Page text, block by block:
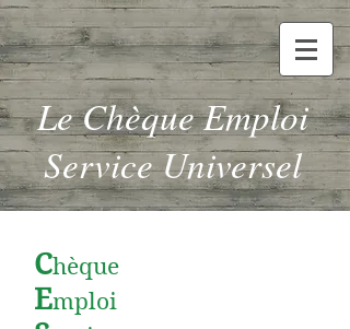
Chèque
Emploi
Le Chèque Emploi
Service Universel